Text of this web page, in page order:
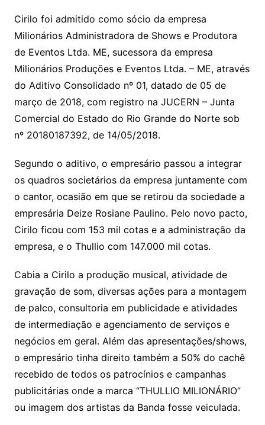
Cirilo foi admitido como sócio da empresa
Milionários Administradora de Shows e Produtora
de Eventos Ltda. ME, sucessora da empresa
Milionários Produções e Eventos Ltda. – ME, através
do Aditivo Consolidado nº 01, datado de 05 de
março de 2018, com registro na JUCERN – Junta
Comercial do Estado do Rio Grande do Norte sob
nº 20180187392, de 14/05/2018.
Segundo o aditivo, o empresário passou a integrar
os quadros societários da empresa juntamente com
o cantor, ocasião em que se retirou da sociedade a
empresária Deize Rosiane Paulino. Pelo novo pacto,
Cirilo ficou com 153 mil cotas e a administração da
empresa, e o Thullio com 147.000 mil cotas.
Cabia a Cirilo a produção musical, atividade de
gravação de som, diversas ações para a montagem
de palco, consultoria em publicidade e atividades
de intermediação e agenciamento de serviços e
negócios em geral. Além das apresentações/shows,
o empresário tinha direito também a 50% do cachê
recebido de todos os patrocínios e campanhas
publicitárias onde a marca “THULLIO MILIONÁRIO”
ou imagem dos artistas da Banda fosse veiculada.